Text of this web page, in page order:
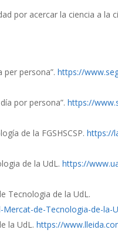
por acercar la ciencia a la
per persona”.https://
por persona”.https://
de la FGSHSCSP.https://
de la UdL.https://
Tecnologia de la UdL.
de-Tecnologia-de-la-
la UdL.https://